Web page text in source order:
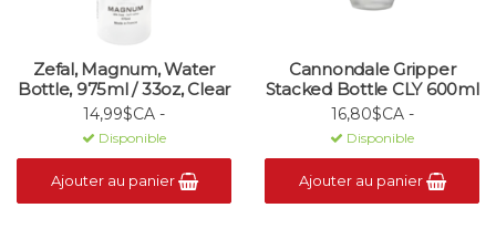
Zefal, Magnum, Water
Bottle, 975ml / 33oz, Clear
14,99$CA -
Disponible
Ajouter au panier
Cannondale Gripper
Stacked Bottle CLY 600ml
16,80$CA -
Disponible
Ajouter au panier